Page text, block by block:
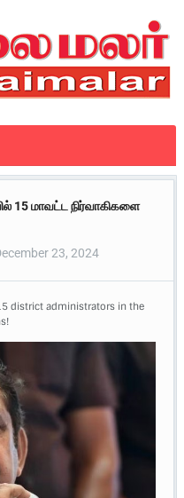
15 மாவட்ட நிர்வாகிகளை
23, 2024
district administrators in the